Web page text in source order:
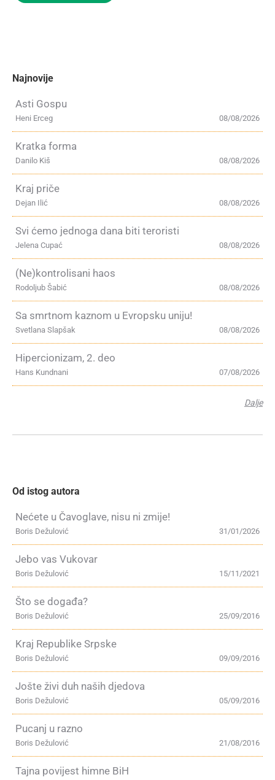
Najnovije
Asti Gospu
08/08/2026
Heni Erceg
Kratka forma
08/08/2026
Danilo Kiš
Kraj priče
08/08/2026
Dejan Ilić
Svi ćemo jednoga dana biti teroristi
08/08/2026
Jelena Cupać
(Ne)kontrolisani haos
08/08/2026
Rodoljub Šabić
Sa smrtnom kaznom u Evropsku uniju!
08/08/2026
Svetlana Slapšak
Hipercionizam, 2. deo
07/08/2026
Hans Kundnani
Dalje
Od istog autora
Nećete u Čavoglave, nisu ni zmije!
31/01/2026
Boris Dežulović
Jebo vas Vukovar
15/11/2021
Boris Dežulović
Što se događa?
25/09/2016
Boris Dežulović
Kraj Republike Srpske
09/09/2016
Boris Dežulović
Jošte živi duh naših djedova
05/09/2016
Boris Dežulović
Pucanj u razno
21/08/2016
Boris Dežulović
Tajna povijest himne BiH